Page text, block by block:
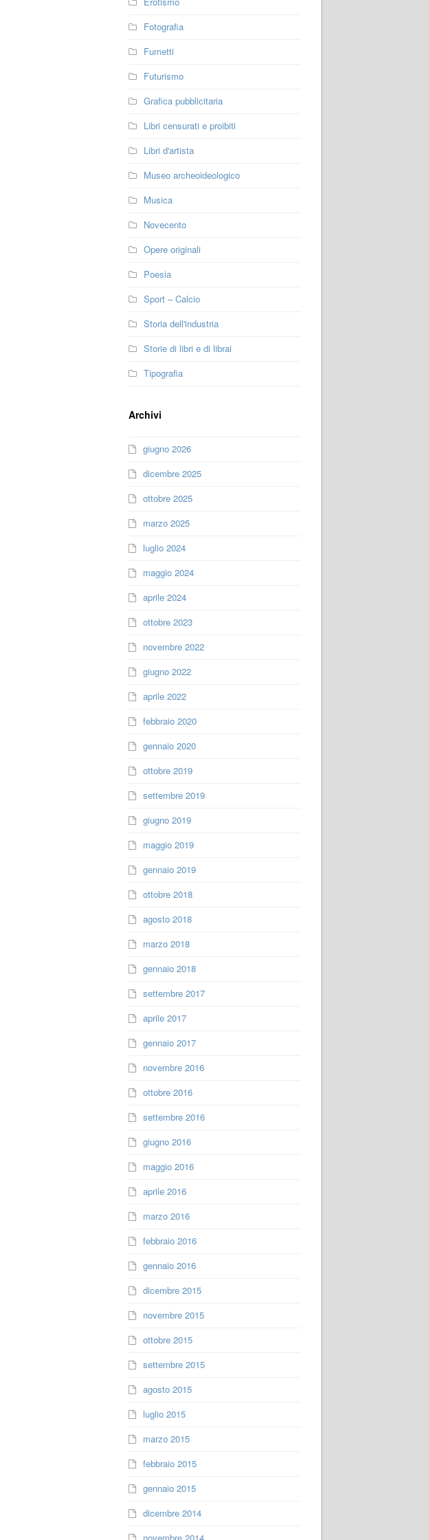
Fotografia
Fumetti
Futurismo
Grafica pubblicitaria
Libri censurati e proibiti
Libri d'artista
Museo archeoideologico
Musica
Novecento
Opere originali
Poesia
Sport – Calcio
Storia dell'industria
Storie di libri e di librai
Tipografia
Archivi
giugno 2026
dicembre 2025
ottobre 2025
marzo 2025
luglio 2024
maggio 2024
aprile 2024
ottobre 2023
novembre 2022
giugno 2022
aprile 2022
febbraio 2020
gennaio 2020
ottobre 2019
settembre 2019
giugno 2019
maggio 2019
gennaio 2019
ottobre 2018
agosto 2018
marzo 2018
gennaio 2018
settembre 2017
aprile 2017
gennaio 2017
novembre 2016
ottobre 2016
settembre 2016
giugno 2016
maggio 2016
aprile 2016
marzo 2016
febbraio 2016
gennaio 2016
dicembre 2015
novembre 2015
ottobre 2015
settembre 2015
agosto 2015
luglio 2015
marzo 2015
febbraio 2015
gennaio 2015
dicembre 2014